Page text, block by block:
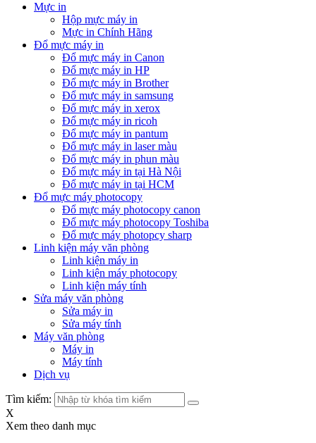
Mực in
Hộp mực máy in
Mực in Chính Hãng
Đổ mực máy in
Đổ mực máy in Canon
Đổ mực máy in HP
Đổ mực máy in Brother
Đổ mực máy in samsung
Đổ mực máy in xerox
Đổ mực máy in ricoh
Đổ mực máy in pantum
Đổ mực máy in laser màu
Đổ mực máy in phun màu
Đổ mực máy in tại Hà Nội
Đổ mực máy in tại HCM
Đổ mực máy photocopy
Đổ mực máy photocopy canon
Đổ mực máy photocopy Toshiba
Đổ mực máy photopcy sharp
Linh kiện máy văn phòng
Linh kiện máy in
Linh kiện máy photocopy
Linh kiện máy tính
Sửa máy văn phòng
Sửa máy in
Sửa máy tính
Máy văn phòng
Máy in
Máy tính
Dịch vụ
Tìm kiếm:
X
Xem theo danh mục